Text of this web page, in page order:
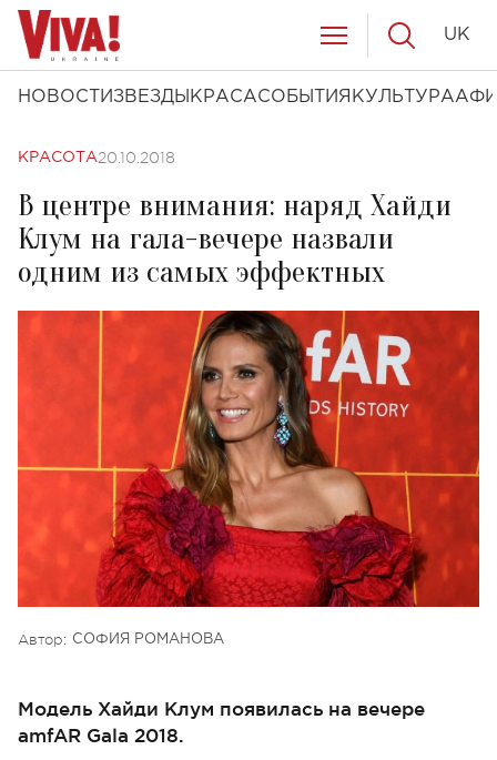
НОВОСТИ ЗВЕЗДЫ КРАСАСОБЫТИЯ КУЛЬТУРА
UK
КРАСОТА20.10.2018
В центре внимания: наряд Хайди
Клум на гала-вечере назвали
одним из самых эффектных
Автор: СОФИЯ РОМАНОВА
Модель Хайди Клум появилась на вечере
amfAR Gala 2018.